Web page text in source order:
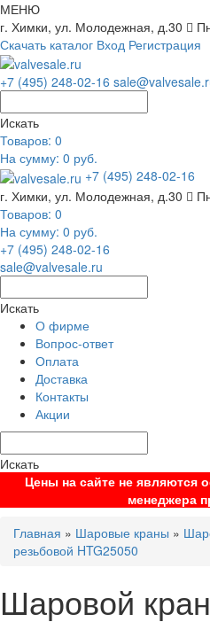
МЕНЮ
г. Химки, ул. Молодежная, д.30
Скачать каталог Вход Регистрация
+7 (495) 248-02-16
Искать
Товаров: 0
На сумму: 0 руб.
+7 (495) 248-02-16
г. Химки, ул. Молодежная, д.30
Товаров: 0
На сумму: 0 руб.
+7 (495) 248-02-16
sale@valvesale.ru
Искать
О фирме
Вопрос-ответ
Оплата
Доставка
Контакты
Акции
Искать
Цены на сайте не являются
менеджера
Главная » Шаровые краны »
резьбовой HTG25050
Шаровой кран